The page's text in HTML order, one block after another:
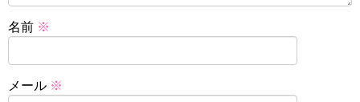
名前 ※
メール ※